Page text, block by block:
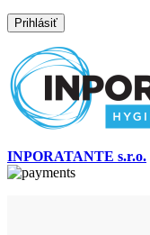
INPORATANTE s.r.o.